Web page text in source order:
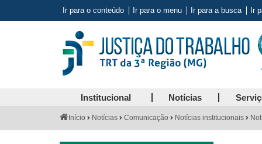
Ir para o conteúdo Ir para o menu Ir para a busca Ir
Institucional Notícias
VocêInício Notícias Comunicação Notícias institucionais